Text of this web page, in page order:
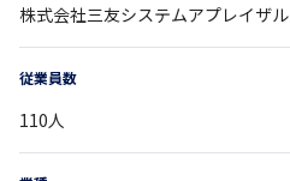
株式会社三友システムアプレイザル
従業員数
110人